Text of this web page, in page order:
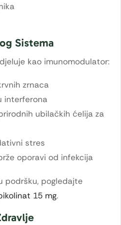
Sistema
kao imunomodulator:
zrnaca
interferona
ubilačkih ćelija za
stres
oporavi od infekcija
podršku, pogledajte
15 mg.